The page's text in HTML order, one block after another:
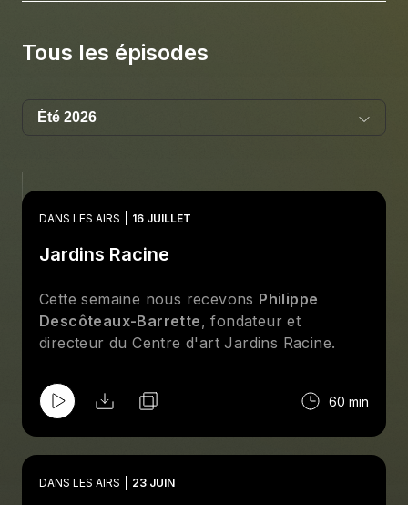
Tous les épisodes
DANS LES AIRS 16 JUILLET
Jardins Racine
Cette semaine nous recevons Philippe
Descôteaux-Barrette, fondateur et
directeur du Centre d'art Jardins Racine.
60 min
DANS LES AIRS 23 JUIN